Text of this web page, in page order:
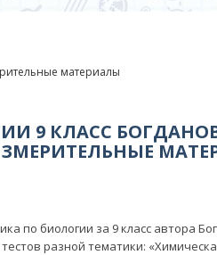
материалы
9 КЛАСС
по биологии за 9 класс автора
разной тематики: